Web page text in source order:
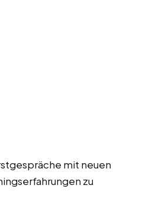
mit neuen
zu